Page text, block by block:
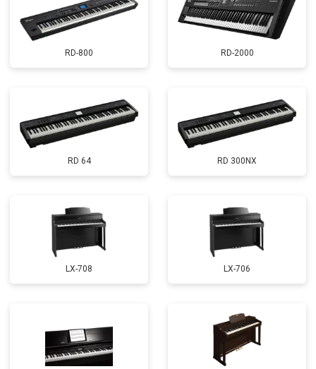
RD-800 RD-2000
RD 64 RD 300NX
LX-708 LX-706